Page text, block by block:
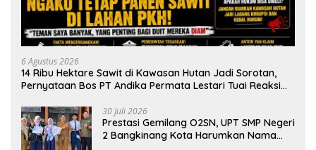
6 Agustus 2026
14 Ribu Hektare Sawit di Kawasan Hutan Jadi Sorotan,
Pernyataan Bos PT Andika Permata Lestari Tuai Reaksi
30 Juli 2026
Prestasi Gemilang O2SN, UPT SMP Negeri
2 Bangkinang Kota Harumkan Nama